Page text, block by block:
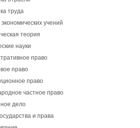
труда
учений
теория
науки
право
право
право
частное право
дело
и права